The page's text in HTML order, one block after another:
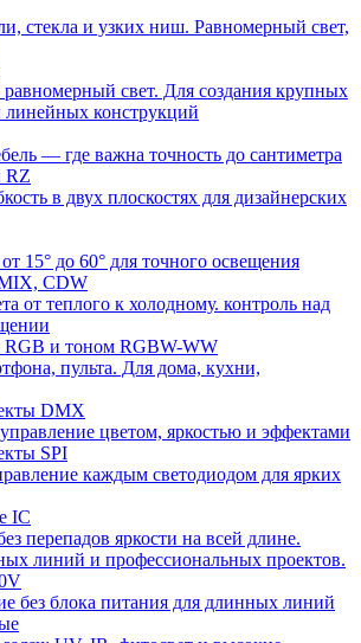
стекла и узких ниш. Равномерный свет,
свет. Для создания крупных
линейных конструкций
— где важна точность до сантиметра
RZ
в двух плоскостях для дизайнерских
15° до 60° для точного освещения
CDW
от теплого к холодному. контроль над
RGB и тоном RGBW-WW
пульта. Для дома, кухни,
DMX
цветом, яркостью и эффектами
SPI
каждым светодиодом для ярких
IC
перепадов яркости на всей длине.
линий и профессиональных проектов.
без блока питания для длинных линий